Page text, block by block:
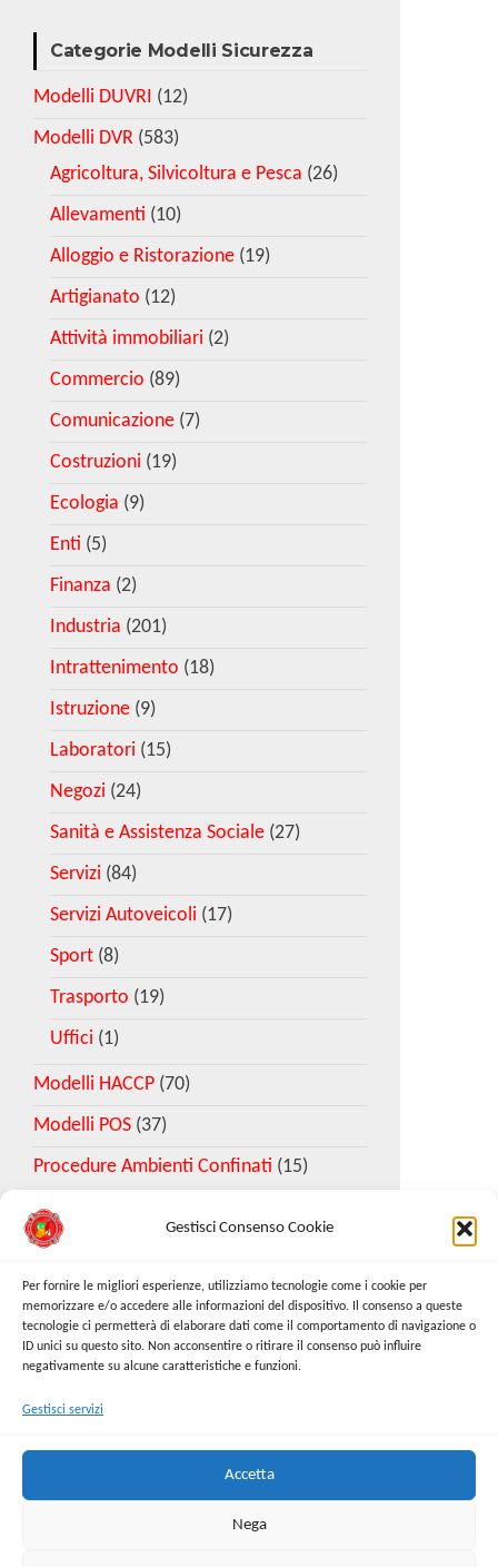
Gestisci Consenso Cookie
Per fornire le migliori esperienze, utilizziamo tecnologie come i cookie per
memorizzare e/o accedere alle informazioni del dispositivo. Il consenso a queste
tecnologie ci permetterà di elaborare dati come il comportamento di navigazione o
ID unici su questo sito. Non acconsentire o ritirare il consenso può influire
negativamente su alcune caratteristiche e funzioni.
Gestisci servizi
Accetta
Nega
Categorie Modelli Sicurezza
Modelli DUVRI (12)
Modelli DVR (583)
Agricoltura, Silvicoltura e Pesca (26)
Allevamenti (10)
Alloggio e Ristorazione (19)
Artigianato (12)
Attività immobiliari (2)
Commercio (89)
Comunicazione (7)
Costruzioni (19)
Ecologia (9)
Enti (5)
Finanza (2)
Industria (201)
Intrattenimento (18)
Istruzione (9)
Laboratori (15)
Negozi (24)
Sanità e Assistenza Sociale (27)
Servizi (84)
Servizi Autoveicoli (17)
Sport (8)
Trasporto (19)
Uffici (1)
Modelli HACCP (70)
Modelli POS (37)
Procedure Ambienti Confinati (15)
Richiedi Modello